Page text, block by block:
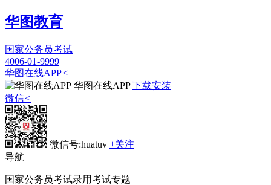
华图教育
国家公务员考试
4006-01-9999
华图在线APP<
华图在线APP 下载安装
微信<
微信号:huatuv +关注
导航
国家公务员考试录用考试专题